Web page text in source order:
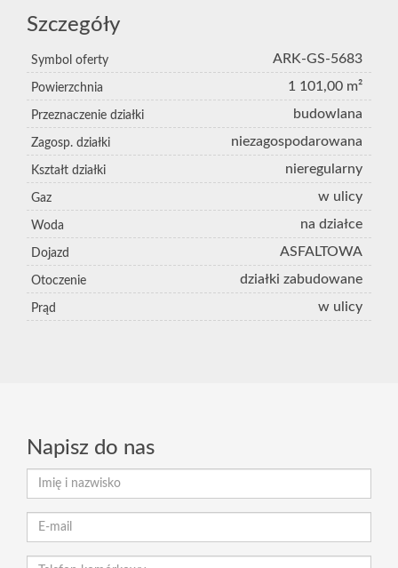
Szczegóły
Symbol oferty ARK-GS-5683
Powierzchnia 1 101,00 m²
Przeznaczenie działki budowlana
Zagosp. działki niezagospodarowana
Kształt działki nieregularny
Gaz w ulicy
Woda na działce
Dojazd ASFALTOWA
Otoczenie działki zabudowane
Prąd w ulicy
Napisz do nas